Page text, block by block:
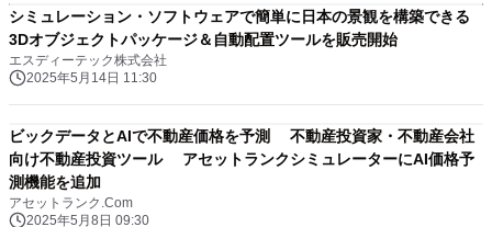
シミュレーション・ソフトウェアで簡単に日本の景観を構築できる
3Dオブジェクトパッケージ＆自動配置ツールを販売開始
エスディーテック株式会社
2025年5月14日 11:30
ビックデータとAIで不動産価格を予測 不動産投資家・不動産会社
向け不動産投資ツール アセットランクシミュレーターにAI価格予
測機能を追加
アセットランク.Com
2025年5月8日 09:30